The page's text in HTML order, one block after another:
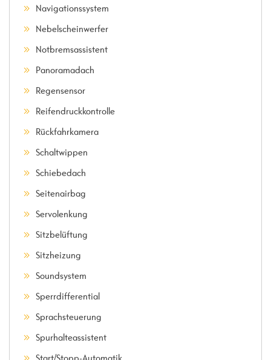
Navigationssystem
Nebelscheinwerfer
Notbremsassistent
Panoramadach
Regensensor
Reifendruckkontrolle
Rückfahrkamera
Schaltwippen
Schiebedach
Seitenairbag
Servolenkung
Sitzbelüftung
Sitzheizung
Soundsystem
Sperrdifferential
Sprachsteuerung
Spurhalteassistent
Start/Stopp-Automatik